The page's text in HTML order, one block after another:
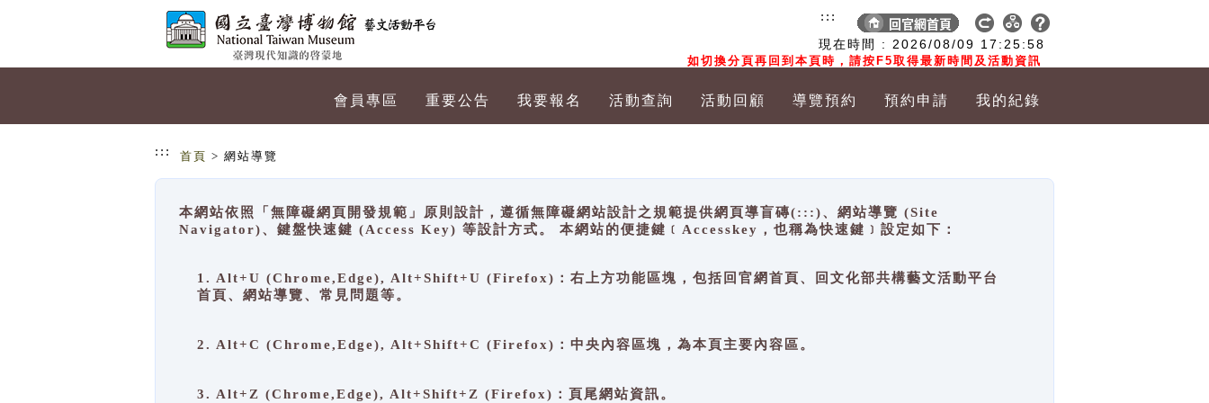
現在時間 : 2026/08/09 17:25:58
如切換分頁再回到本頁時，請按F5取得最新時間及活動資訊
:::
會員專區 重要公告 我要報名 活動查詢 活動回顧 導覽預約 預約申請 我的紀錄
::: 首頁 > 網站導覽
本網站依照「無障礙網頁開發規範」原則設計，遵循無障礙網站設計之規範提供網頁導盲磚(:::)、網站導覽 (Site
Navigator)、鍵盤快速鍵 (Access Key) 等設計方式。 本網站的便捷鍵﹝Accesskey，也稱為快速鍵﹞設定如下：
1. Alt+U (Chrome,Edge), Alt+Shift+U (Firefox)：右上方功能區塊，包括回官網首頁、回文化部共構藝文活動平台
首頁、網站導覽、常見問題等。
2. Alt+C (Chrome,Edge), Alt+Shift+C (Firefox)：中央內容區塊，為本頁主要內容區。
3. Alt+Z (Chrome,Edge), Alt+Shift+Z (Firefox)：頁尾網站資訊。